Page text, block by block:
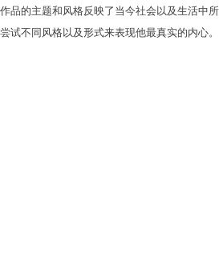
作品的主题和风格反映了当今社会以及生活中
尝试不同风格以及形式来表现他最真实的内心。